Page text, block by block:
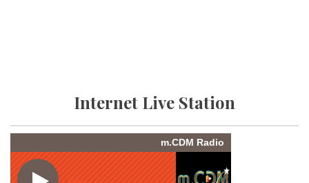
Internet Live Station